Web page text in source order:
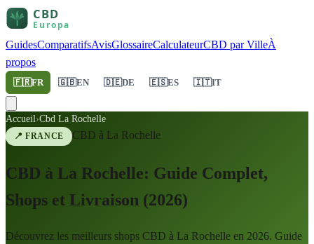
GuidesComparatifsAvisGlossaireCalculateurCBD par VilleÀ
propos
🇫🇷FR 🇬🇧EN 🇩🇪DE 🇪🇸ES 🇮🇹IT
Accueil›Cbd La Rochelle
📍FRANCE CBD à La Rochelle
CBD à La Rochelle: Guide Complet,
Shops et Livraison (2026)
Découvrez les meilleurs shops CBD à La Rochelle en 2026. Guide